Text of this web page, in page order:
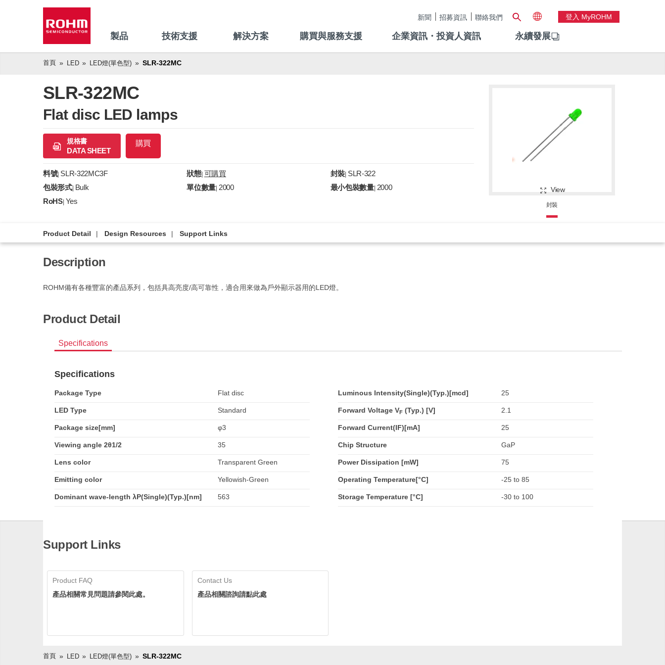
新聞 招募資訊 聯絡我們 登入 MyROHM
製品 技術支援 解決方案 購買與服務支援 企業資訊・投資人資訊 永續發展
首頁 LED LED燈(單色型) SLR-322MC
SLR-322MC
Flat disc LED lamps
規格書
DATA SHEET
購買
料號| SLR-322MC3F 狀態| 可購買 封裝 SLR-322
包裝形式| Bulk 單位數量 |2000 最小包裝數量| 2000
RoHS| Yes
View
封裝
Product Detail Design Resources Support Links
Description
ROHM備有各種豐富的產品系列，包括具高亮度/高可靠性，適合用來做為戶外顯示器用的LED燈。
Product Detail
Specifications
Specifications
Package Type Flat disc
LED Type Standard
Package size[mm] φ3
Viewing angle 2θ1/2 35
Lens color Transparent Green
Emitting color Yellowish-Green
Dominant wave-length λP(Single)(Typ.)[nm] 563
Luminous Intensity(Single)(Typ.)[mcd] 25
Forward Voltage VF (Typ.) [V] 2.1
Forward Current(IF)[mA] 25
Chip Structure GaP
Power Dissipation [mW] 75
Operating Temperature[°C] -25 to 85
Storage Temperature [°C] -30 to 100
Support Links
Product FAQ
產品相關常見問題請參閱此處。
Contact Us
產品相關諮詢請點此處
首頁 LED LED燈(單色型) SLR-322MC